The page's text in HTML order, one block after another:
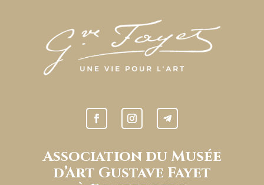
Association du Musée
d’Art Gustave Fayet